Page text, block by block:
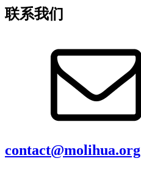
联系我们
contact@molihua.org